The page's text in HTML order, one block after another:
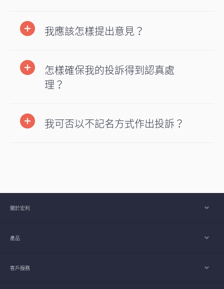
我應該怎樣提出意見？
怎樣確保我的投訴得到認真處
理？
我可否以不記名方式作出投訴？
關於宏利
產品
客戶服務